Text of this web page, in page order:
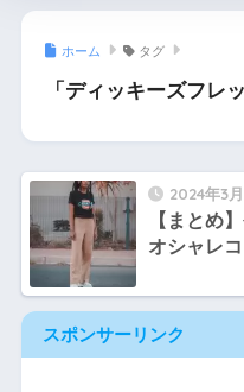
ホーム タグ
「ディッキーズフレ
2024年3
【まとめ
オシャレ
スポンサーリンク